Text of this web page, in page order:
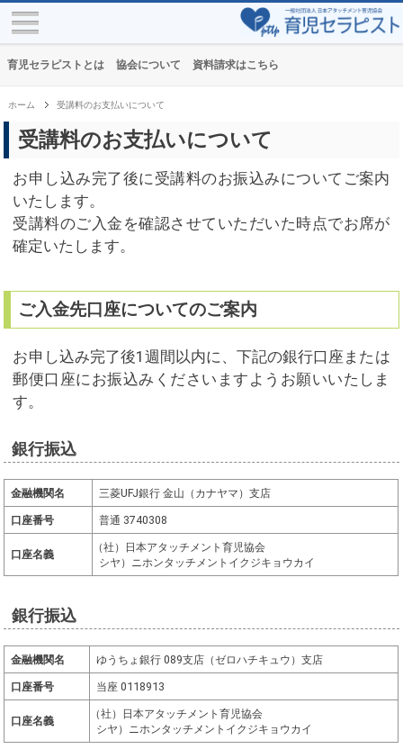
育児セラピストとは 協会について 資料請求はこちら
ホーム 受講料のお支払いについて
受講料のお支払いについて
お申し込み完了後に受講料のお振込みについてご案内
いたします。
受講料のご入金を確認させていただいた時点でお席が
確定いたします。
ご入金先口座についてのご案内
お申し込み完了後1週間以内に、下記の銀行口座または
郵便口座にお振込みくださいますようお願いいたしま
す。
銀行振込
金融機関名
三菱UFJ銀行 金山（カナヤマ）支店
口座番号
普通 3740308
口座名義
（社）日本アタッチメント育児協会
シヤ）ニホンタッチメントイクジキョウカイ
銀行振込
金融機関名
ゆうちょ銀行 089支店（ゼロハチキュウ）支店
口座番号
当座 0118913
口座名義
（社）日本アタッチメント育児協会
シヤ）ニホンタッチメントイクジキョウカイ